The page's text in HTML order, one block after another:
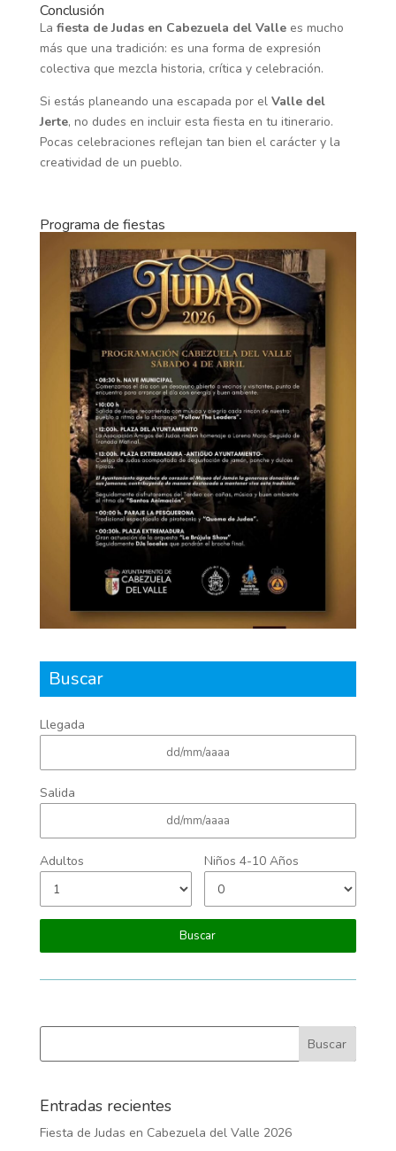
Conclusión
La fiesta de Judas en Cabezuela del Vallees mucho
más que una tradición: es una forma de expresión
colectiva que mezcla historia, crítica y celebración.
Si estás planeando una escapada por el Valle del
Jerte, no dudes en incluir esta fiesta en tu itinerario.
Pocas celebraciones reflejan tan bien el carácter y la
creatividad de un pueblo.
Programa de fiestas
Buscar
Llegada
Salida
Adultos Niños 4-10 Años
Entradas recientes
Fiesta de Judas en Cabezuela del Valle 2026